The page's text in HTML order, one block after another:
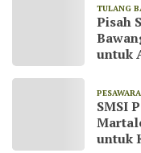
TULANG
Pisah
untuk
SMSI
untuk